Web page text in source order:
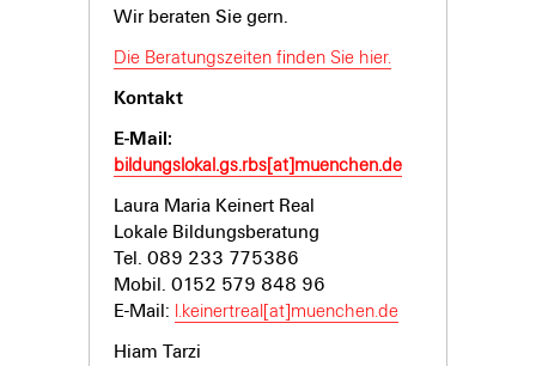
Wir beraten Sie gern.
Die Beratungszeiten finden Sie hier.
Kontakt
E-Mail:
bildungslokal.gs.rbs[at]muenchen.de
Laura Maria Keinert Real
Lokale Bildungsberatung
Tel. 089 233 775386
Mobil. 0152 579 848 96
E-Mail: l.keinertreal[at]muenchen.de
Hiam Tarzi